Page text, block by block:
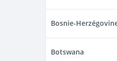
Bosnie-
Botswana